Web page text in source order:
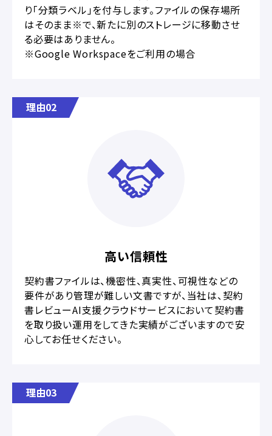
り「分類ラベル」を付与します。ファイルの保存場所
はそのまま※で、新たに別のストレージに移動させ
る必要はありません。
※Google Workspaceをご利用の場合
理由02
高い信頼性
契約書ファイルは、機密性、真実性、可視性などの
要件があり管理が難しい文書ですが、当社は、契約
書レビューAI支援クラウドサービスにおいて契約書
を取り扱い運用をしてきた実績がございますので安
心してお任せください。
理由03